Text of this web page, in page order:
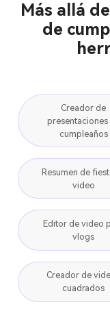
Más allá
de
Creador de
presentaciones
cumpleaños
Resumen de
video
Editor de video
vlogs
Creador de
cuadrados